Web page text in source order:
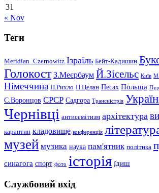
31
« Nov
Теги
Meridian_Czernowitz Ізраїль Бейт-Кадишин
Голокост З.Меєрбаум Й.Зісельс Київ
Німеччина П.Рихло П.Целан Песах Польща
С.Воронцов СРСР Садгора Трансністрія
Чернівці антисемітизм архітектура
карантин кладовище конференція
музей музика наука пам'ятник політика
синагога спорт фото історія їдиш
Службовий вхід